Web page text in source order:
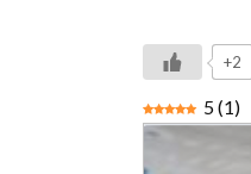
+2
5(1)